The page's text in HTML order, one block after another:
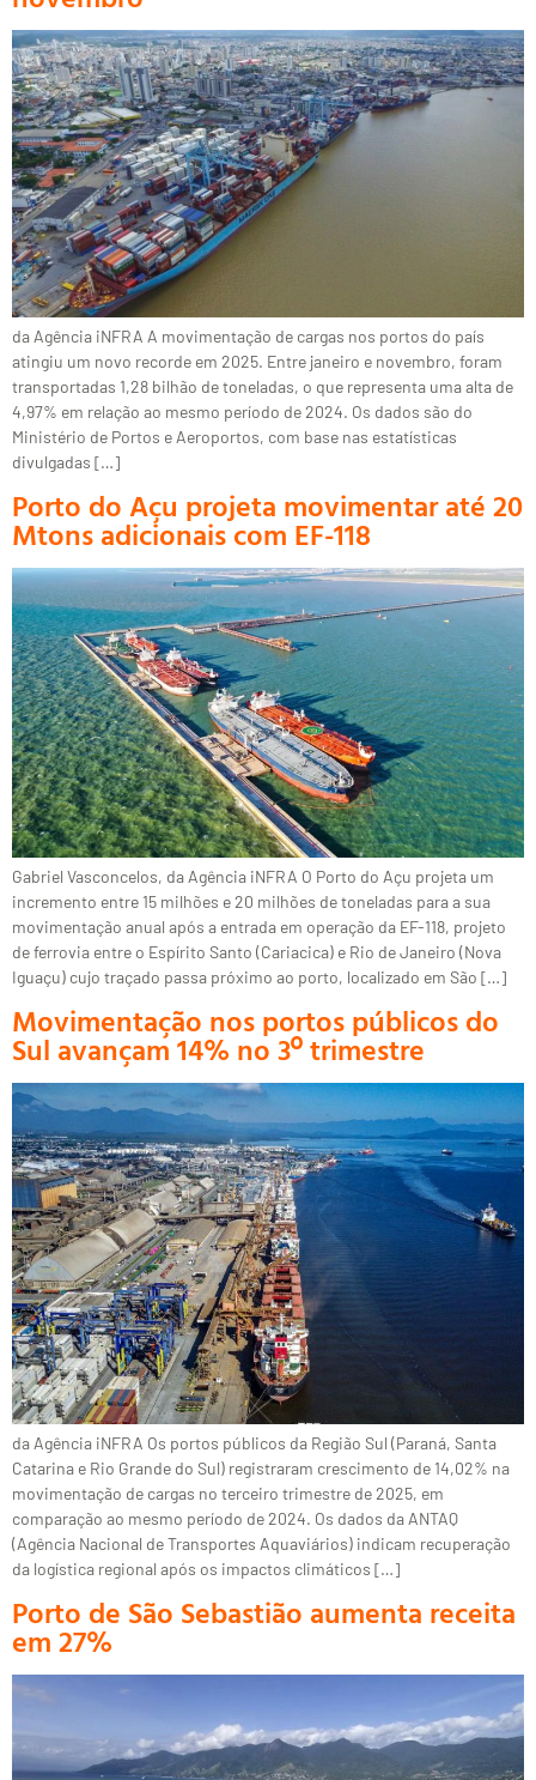
da Agência iNFRA A movimentação de cargas nos portos do país
atingiu um novo recorde em 2025. Entre janeiro e novembro, foram
transportadas 1,28 bilhão de toneladas, o que representa uma alta de
4,97% em relação ao mesmo período de 2024. Os dados são do
Ministério de Portos e Aeroportos, com base nas estatísticas
divulgadas […]
Porto do Açu projeta movimentar até 20
Mtons adicionais com EF-118
Gabriel Vasconcelos, da Agência iNFRA O Porto do Açu projeta um
incremento entre 15 milhões e 20 milhões de toneladas para a sua
movimentação anual após a entrada em operação da EF-118, projeto
de ferrovia entre o Espírito Santo (Cariacica) e Rio de Janeiro (Nova
Iguaçu) cujo traçado passa próximo ao porto, localizado em São […]
Movimentação nos portos públicos do
Sul avançam 14% no 3º trimestre
da Agência iNFRA Os portos públicos da Região Sul (Paraná, Santa
Catarina e Rio Grande do Sul) registraram crescimento de 14,02% na
movimentação de cargas no terceiro trimestre de 2025, em
comparação ao mesmo período de 2024. Os dados da ANTAQ
(Agência Nacional de Transportes Aquaviários) indicam recuperação
da logística regional após os impactos climáticos […]
Porto de São Sebastião aumenta receita
em 27%